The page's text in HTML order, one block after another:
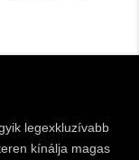
legexkluzívabb
kínálja magas